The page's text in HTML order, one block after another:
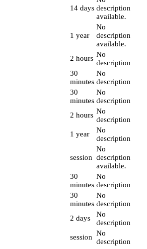
14 days description
available.
1 year
No
description
available.
2 hours No
description
30
minutes
No
description
30
minutes
No
description
2 hours No
description
1 year
No
description
session
No
description
available.
30
minutes
No
description
30
minutes
No
description
2 days
No
description
session No
description